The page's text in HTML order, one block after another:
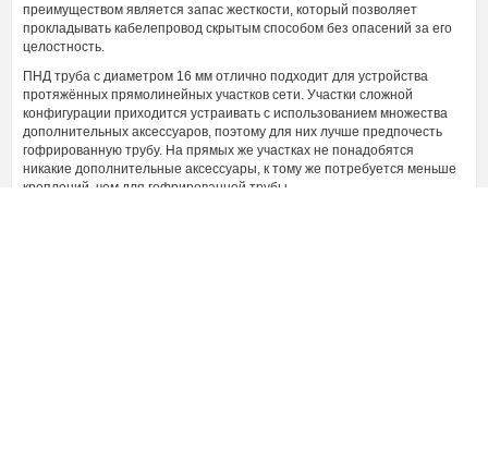
преимуществом является запас жесткости, который позволяет
прокладывать кабелепровод скрытым способом без опасений за его
целостность.
ПНД труба с диаметром 16 мм отлично подходит для устройства
протяжённых прямолинейных участков сети. Участки сложной
конфигурации приходится устраивать с использованием множества
дополнительных аксессуаров, поэтому для них лучше предпочесть
гофрированную трубу. На прямых же участках не понадобятся
никакие дополнительные аксессуары, к тому же потребуется меньше
креплений, чем для гофрированной трубы.